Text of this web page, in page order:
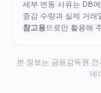
세부 변동 사유는 DB
증감 수량과 실제 거래
참고용으로만 활용해
본 정보는 금융감독원
데